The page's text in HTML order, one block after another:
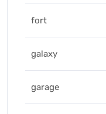
fort
galaxy
garage